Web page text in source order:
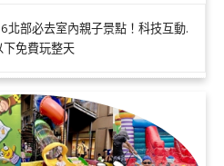
北部必去室內親子景點！科技互動.
免費玩整天